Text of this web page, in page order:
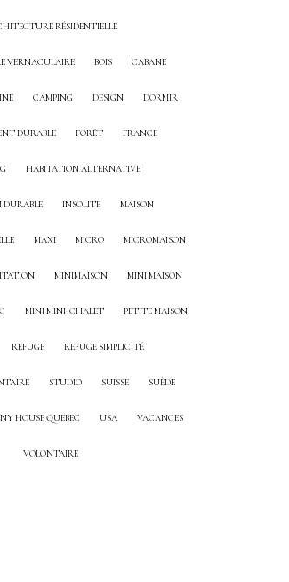
RÉSIDENTIELLE
VERNACULAIRE BOIS CABANE
CAMPING DESIGN DORMIR
DURABLE FORÊT FRANCE
HABITATION ALTERNATIVE
INSOLITE MAISON
MAXI MICRO MICROMAISON
MINIMAISON MINI MAISON
MINI MINI-CHALET PETITE MAISON
REFUGE REFUGE SIMPLICITÉ
STUDIO SUISSE SUÈDE
HOUSE QUEBEC USA VACANCES
VOLONTAIRE